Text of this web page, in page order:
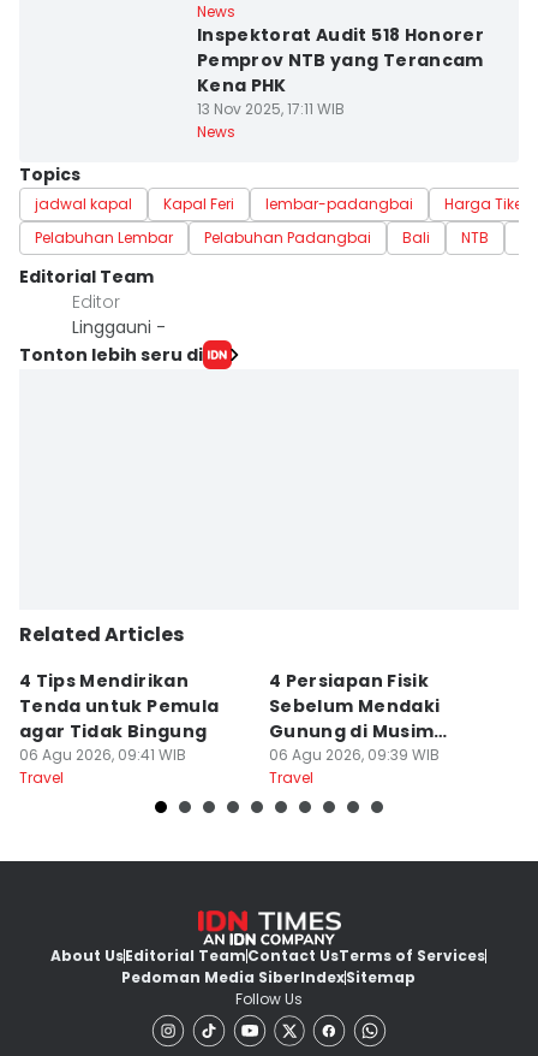
News
Inspektorat Audit 518 Honorer
Pemprov NTB yang Terancam
Kena PHK
13 Nov 2025, 17:11 WIB
News
Topics
jadwal kapal Kapal Feri lembar-padangbai
Harga Tiket
Pelabuhan Lembar
Pelabuhan Padangbai Bali NTB
Editorial Team
Editor
Linggauni -
Tonton lebih seru di
Related Articles
4 Tips Mendirikan
Tenda untuk Pemula
agar Tidak Bingung
06 Agu 2026, 09:41 WIB
Travel
4 Persiapan Fisik
Sebelum Mendaki
Gunung di Musim
Kemarau
06 Agu 2026, 09:39 WIB
Travel
About UsEditorial TeamContact UsTerms of Services
Pedoman Media SiberIndexSitemap
Follow Us